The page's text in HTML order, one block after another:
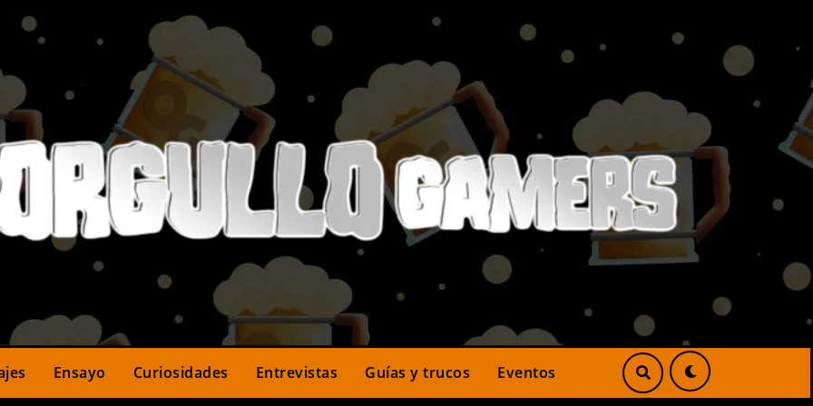
Ensayo Curiosidades Entrevistas Guías y trucos Eventos